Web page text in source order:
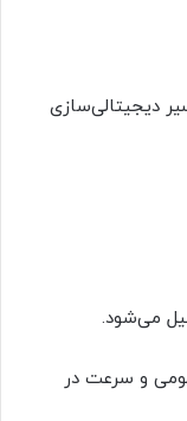
دیجیتالی‌سازی
می‌شود.
و سرعت در